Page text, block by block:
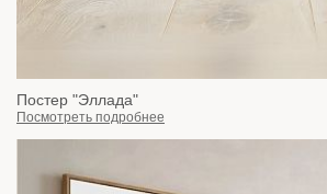
Постер "Эллада"
Посмотреть подробнее